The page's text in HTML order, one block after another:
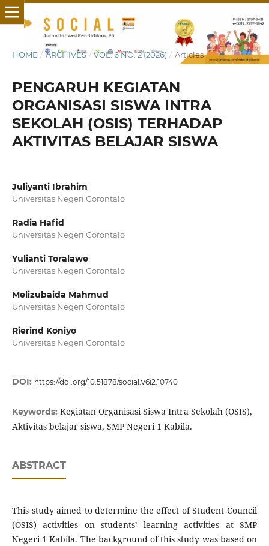
HOME / ARCHIVES / VOL. 6 NO. 2 (2026) / Articles
PENGARUH KEGIATAN
ORGANISASI SISWA INTRA
SEKOLAH (OSIS) TERHADAP
AKTIVITAS BELAJAR SISWA
Juliyanti Ibrahim
Universitas Negeri Gorontalo
Radia Hafid
Universitas Negeri Gorontalo
Yulianti Toralawe
Universitas Negeri Gorontalo
Melizubaida Mahmud
Universitas Negeri Gorontalo
Rierind Koniyo
Universitas Negeri Gorontalo
DOI: https://doi.org/10.51878/social.v6i2.10740
Keywords: Kegiatan Organisasi Siswa Intra Sekolah (OSIS),
Aktivitas belajar siswa, SMP Negeri 1 Kabila.
ABSTRACT
This study aimed to determine the effect of Student Council
(OSIS) activities on students’ learning activities at SMP
Negeri 1 Kabila. The background of this study was based on